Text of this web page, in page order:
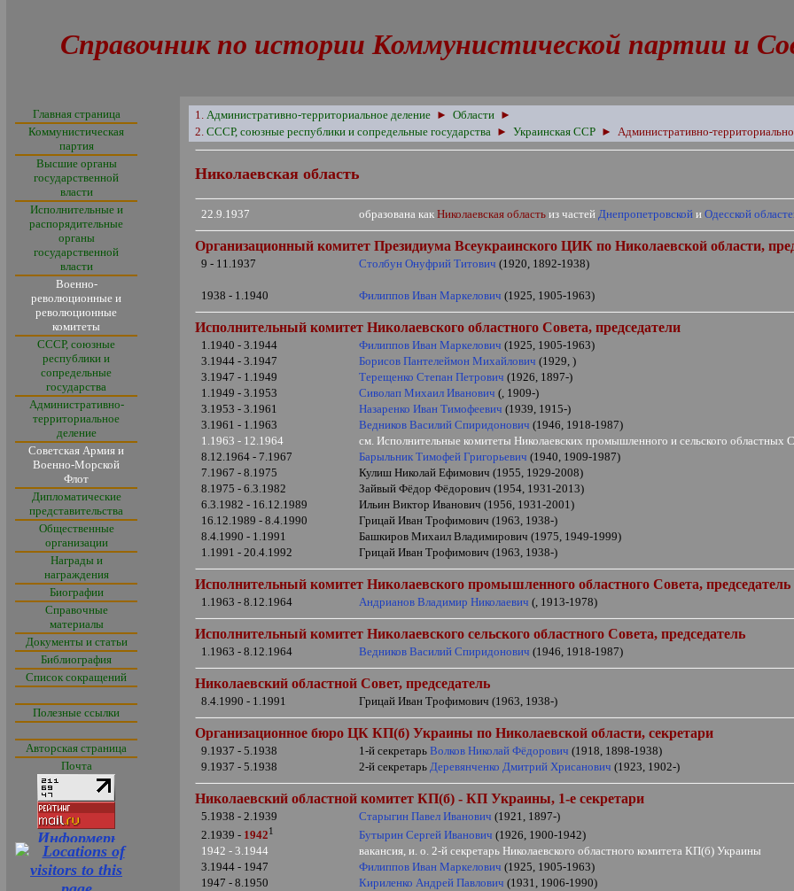
Справочник по истории Коммунистической партии и
Главная страница
Коммунистическая
партия
Высшие органы
государственной
власти
Исполнительные и
распорядительные
органы
государственной
власти
Военно-
революционные и
революционные
комитеты
СССР, союзные
республики и
сопредельные
государства
Административно-
территориальное
деление
Советская Армия и
Военно-Морской
Флот
Дипломатические
представительства
Общественные
организации
Награды и
награждения
Биографии
Справочные
материалы
Документы и статьи
Библиография
Список сокращений
Полезные ссылки
Авторская страница
Почта
1.Административно-территориальное деление ► Области ►
2.СССР, союзные республики и сопредельные государства ► Украинская ССР ► Административно-
Николаевская область
22.9.1937 образована какНиколаевская область из частейДнепропетровской иОдесской
Организационный комитет Президиума Всеукраинского ЦИКпо Николаевской области,
9 - 11.1937 Столбун Онуфрий Титович (1920, 1892-1938)
1938 - 1.1940 Филиппов Иван Маркелович (1925, 1905-1963)
Исполнительный комитетНиколаевскогообластного Совета, председатели
1.1940 - 3.1944 Филиппов Иван Маркелович (1925, 1905-1963)
3.1944 - 3.1947
Борисов Пантелеймон Михайлович (1929, )
3.1947 - 1.1949
Терещенко Степан Петрович (1926, 1897-)
1.1949 - 3.1953
Сиволап Михаил Иванович (, 1909-)
3.1953 - 3.1961
Назаренко Иван Тимофеевич (1939, 1915-)
3.1961 - 1.1963
Ведников Василий Спиридонович (1946, 1918-1987)
1.1963 - 12.1964
см. Исполнительные комитеты Николаевских промышленного и сельского областных
8.12.1964 - 7.1967
Барыльник Тимофей Григорьевич (1940, 1909-1987)
7.1967 - 8.1975
Кулиш Николай Ефимович (1955, 1929-2008)
8.1975 - 6.3.1982
Зайвый Фёдор Фёдорович (1954, 1931-2013)
6.3.1982 - 16.12.1989
Ильин Виктор Иванович (1956, 1931-2001)
16.12.1989 - 8.4.1990
Грицай Иван Трофимович (1963, 1938-)
8.4.1990 - 1.1991
Башкиров Михаил Владимирович (1975, 1949-1999)
1.1991 - 20.4.1992
Грицай Иван Трофимович (1963, 1938-)
Исполнительный комитетНиколаевскогопромышленного областного Совета, председатель
1.1963 - 8.12.1964 Андрианов Владимир Николаевич (, 1913-1978)
Исполнительный комитетНиколаевскогосельского областного Совета, председатель
1.1963 - 8.12.1964 Ведников Василий Спиридонович (1946, 1918-1987)
Николаевский областной Совет, председатель
8.4.1990 - 1.1991 Грицай Иван Трофимович (1963, 1938-)
Организационное бюро ЦК КП(б) Украины по Николаевской области, секретари
9.1937 - 5.1938 1-й секретарьВолков Николай Фёдорович (1918, 1898-1938)
9.1937 - 5.1938
2-й секретарьДеревянченко Дмитрий Хрисанович (1923, 1902-)
Николаевский областной комитет КП(б) - КП Украины, 1-е секретари
5.1938 - 2.1939 Старыгин Павел Иванович (1921, 1897-)
2.1939 - 19421 Бутырин Сергей Иванович (1926, 1900-1942)
1942 - 3.1944
вакансия, и. о. 2-й секретарь Николаевского областного комитета КП(б) Украины
3.1944 - 1947
Филиппов Иван Маркелович (1925, 1905-1963)
1947 - 8.1950
Кириленко Андрей Павлович (1931, 1906-1990)